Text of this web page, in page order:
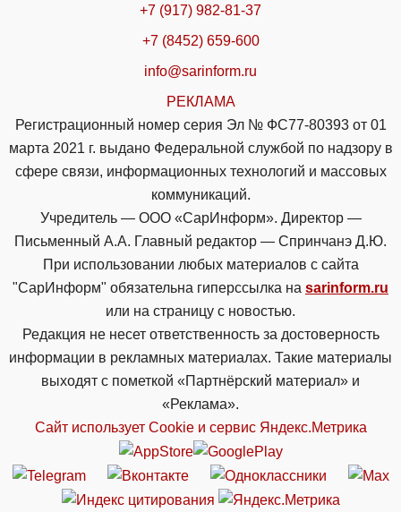
+7 (917) 982-81-37
+7 (8452) 659-600
info@sarinform.ru
РЕКЛАМА
Регистрационный номер серия Эл № ФС77-80393 от 01
марта 2021 г. выдано Федеральной службой по надзору в
сфере связи, информационных технологий и массовых
коммуникаций.
Учредитель — ООО «СарИнформ». Директор —
Письменный А.А. Главный редактор — Спринчанэ Д.Ю.
При использовании любых материалов с сайта
"СарИнформ" обязательна гиперссылка на sarinform.ru
или на страницу с новостью.
Редакция не несет ответственность за достоверность
информации в рекламных материалах. Такие материалы
выходят с пометкой «Партнёрский материал» и
«Реклама».
Сайт использует Cookie и сервиc Яндекс.Метрика